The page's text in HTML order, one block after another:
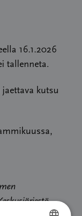
16.1.2026
tallenneta.
kutsu